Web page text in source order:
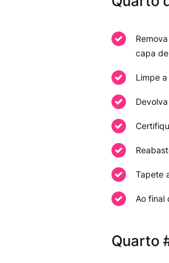
capa
Limpe
Tapete
Ao final
Quarto